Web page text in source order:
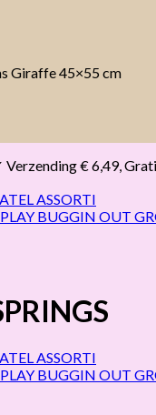
€ 6,49,